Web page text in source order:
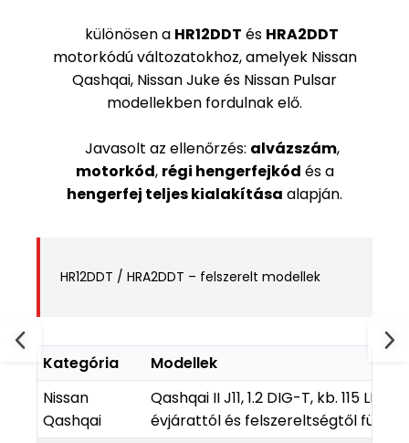
különösen a HR12DDT és HRA2DDT
motorkódú változatokhoz, amelyek Nissan
Qashqai, Nissan Juke és Nissan Pulsar
modellekben fordulnak elő.
Javasolt az ellenőrzés: alvázszám,
motorkód, régi hengerfejkód és a
hengerfej teljes kialakítása alapján.
HR12DDT / HRA2DDT – felszerelt modellek
Kategória
Modellek
Nissan
Qashqai
Qashqai II J11, 1.2 DIG-T, kb. 115 LE,
évjárattól és felszereltségtől